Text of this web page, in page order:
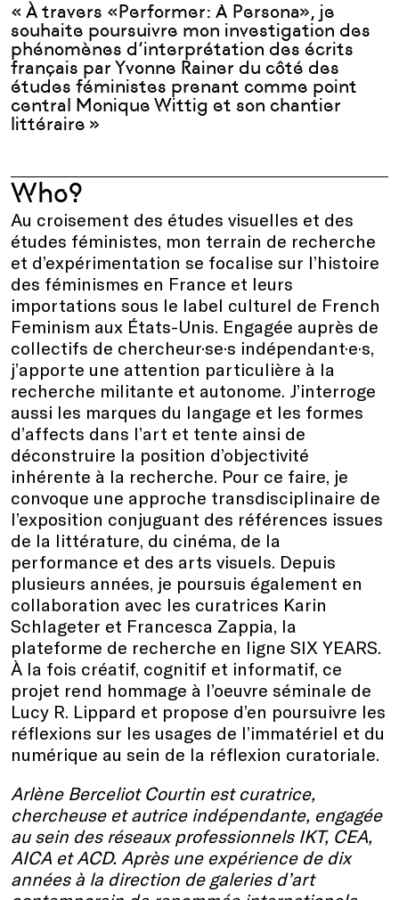
« À travers «Performer: A Persona», je
souhaite poursuivre mon investigation des
phénomènes d’interprétation des écrits
français par Yvonne Rainer du côté des
études féministes prenant comme point
central Monique Wittig et son chantier
littéraire »
Who?
Au croisement des études visuelles et des
études féministes, mon terrain de recherche
et d’expérimentation se focalise sur l’histoire
des féminismes en France et leurs
importations sous le label culturel de French
Feminism aux États-Unis. Engagée auprès de
collectifs de chercheur·se·s indépendant·e·s,
j’apporte une attention particulière à la
recherche militante et autonome. J’interroge
aussi les marques du langage et les formes
d’affects dans l’art et tente ainsi de
déconstruire la position d’objectivité
inhérente à la recherche. Pour ce faire, je
convoque une approche transdisciplinaire de
l’exposition conjuguant des références issues
de la littérature, du cinéma, de la
performance et des arts visuels. Depuis
plusieurs années, je poursuis également en
collaboration avec les curatrices Karin
Schlageter et Francesca Zappia, la
plateforme de recherche en ligne SIX YEARS.
À la fois créatif, cognitif et informatif, ce
projet rend hommage à l’oeuvre séminale de
Lucy R. Lippard et propose d’en poursuivre les
réflexions sur les usages de l’immatériel et du
numérique au sein de la réflexion curatoriale.
Arlène Berceliot Courtin est curatrice,
chercheuse et autrice indépendante, engagée
au sein des réseaux professionnels IKT, CEA,
AICA et ACD. Après une expérience de dix
années à la direction de galeries d’art